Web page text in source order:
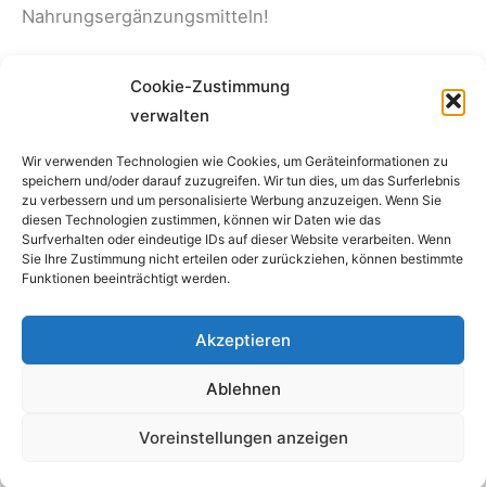
Cookie-Zustimmung
verwalten
Wir verwenden Technologien wie Cookies, um Geräteinformationen zu
speichern und/oder darauf zuzugreifen. Wir tun dies, um das Surferlebnis
zu verbessern und um personalisierte Werbung anzuzeigen. Wenn Sie
diesen Technologien zustimmen, können wir Daten wie das
Surfverhalten oder eindeutige IDs auf dieser Website verarbeiten. Wenn
Sie Ihre Zustimmung nicht erteilen oder zurückziehen, können bestimmte
Funktionen beeinträchtigt werden.
Akzeptieren
Ablehnen
Voreinstellungen anzeigen
Nahrungsergänzungsmitteln!
→
Versandarten
Zahlungsarten
Rücksendung
Allgemeine Geschäftsbedingungen
Cookie-Richtlinie
Impressum